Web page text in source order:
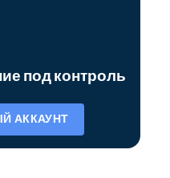
под контроль
АККАУНТ